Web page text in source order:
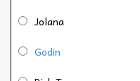
Jolana
Godin